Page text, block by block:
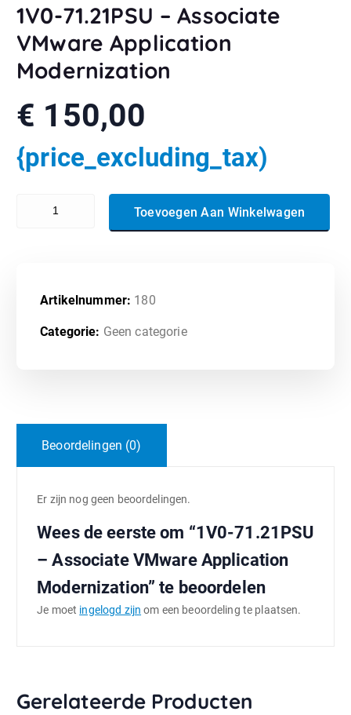
1V0-71.21PSU – Associate
VMware Application
Modernization
€ 150,00
{price_excluding_tax)
Toevoegen Aan Winkelwagen
Artikelnummer: 180
Categorie: Geen categorie
Beoordelingen (0)
Er zijn nog geen beoordelingen.
Wees de eerste om “1V0-71.21PSU
– Associate VMware Application
Modernization” te beoordelen
Je moet ingelogd zijn om een beoordeling te plaatsen.
Gerelateerde Producten